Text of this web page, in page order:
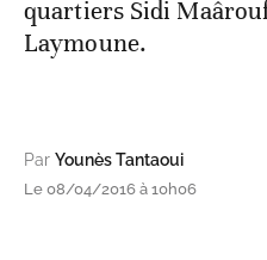
quartiers Sidi
Laymoune.
Par Younès Tantaoui
Le 08/04/2016 à 10h06